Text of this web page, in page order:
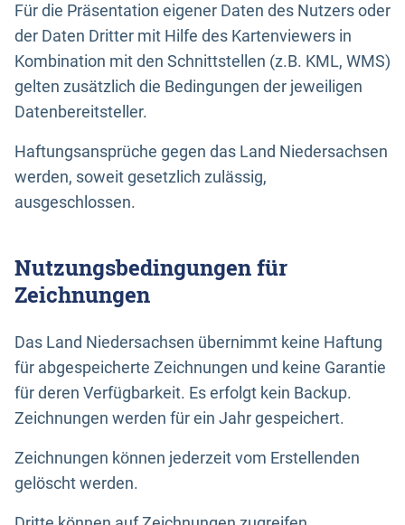
Für die Präsentation eigener Daten des Nutzers oder
der Daten Dritter mit Hilfe des Kartenviewers in
Kombination mit den Schnittstellen (z.B. KML, WMS)
gelten zusätzlich die Bedingungen der jeweiligen
Datenbereitsteller.
Haftungsansprüche gegen das Land Niedersachsen
werden, soweit gesetzlich zulässig,
ausgeschlossen.
Nutzungsbedingungen für
Zeichnungen
Das Land Niedersachsen übernimmt keine Haftung
für abgespeicherte Zeichnungen und keine Garantie
für deren Verfügbarkeit. Es erfolgt kein Backup.
Zeichnungen werden für ein Jahr gespeichert.
Zeichnungen können jederzeit vom Erstellenden
gelöscht werden.